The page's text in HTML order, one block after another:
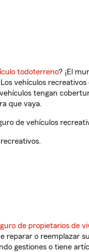
todoterreno? ¡El
vehículos
tengan
que vaya.
de vehículos
de propietarios de
reparar o reemplazar
gestiones o tiene